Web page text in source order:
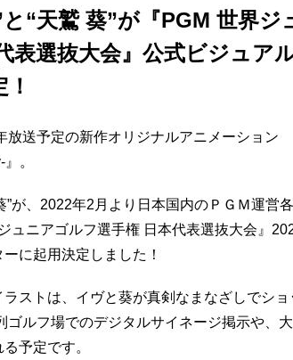
“天鷲 葵”が『PGM 世界ジ
表選抜大会』公式ビジュア
送予定の新作オリジナルアニメーション
。
”が、2022年2月より日本国内のＰＧＭ運営
ュニアゴルフ選手権 日本代表選抜大会』
に起用決定しました！
ストは、イヴと葵が真剣なまなざしでショ
ゴルフ場でのデジタルサイネージ掲示や、
予定です。